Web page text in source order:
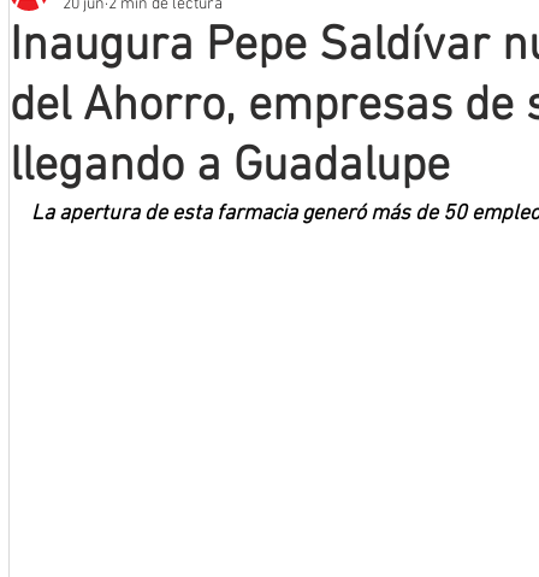
Mineros LNBP
Inaugura Pepe Saldívar
del Ahorro, empresas de
llegando a Guadalupe
20 jun 2 min de lectura
La apertura de esta farmacia generó más de 50